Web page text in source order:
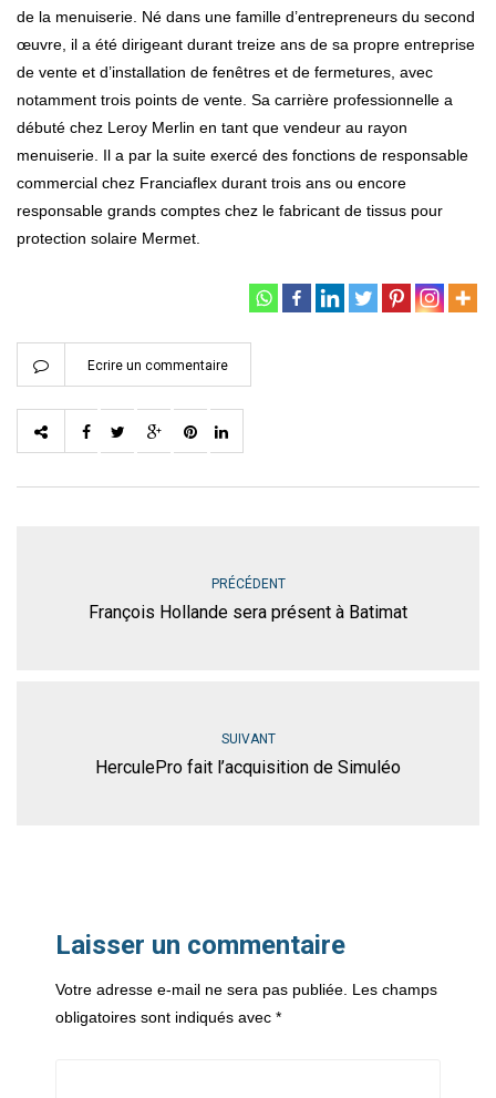
de la menuiserie. Né dans une famille d’entrepreneurs du second
œuvre, il a été dirigeant durant treize ans de sa propre entreprise
de vente et d’installation de fenêtres et de fermetures, avec
notamment trois points de vente. Sa carrière professionnelle a
débuté chez Leroy Merlin en tant que vendeur au rayon
menuiserie. Il a par la suite exercé des fonctions de responsable
commercial chez Franciaflex durant trois ans ou encore
responsable grands comptes chez le fabricant de tissus pour
protection solaire Mermet.
Ecrire un commentaire
PRÉCÉDENT
François Hollande sera présent à Batimat
SUIVANT
HerculePro fait l’acquisition de Simuléo
Laisser un commentaire
Votre adresse e-mail ne sera pas publiée. Les champs
obligatoires sont indiqués avec *